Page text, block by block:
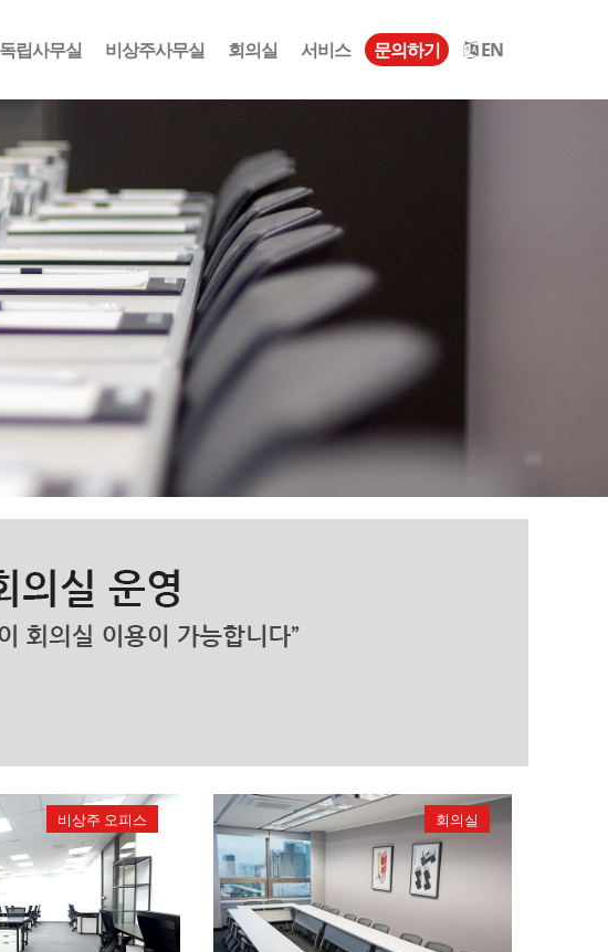
독립사무실 비상주사무실 회의실 서비스 문의하기 EN
비상주 오피스 회의실